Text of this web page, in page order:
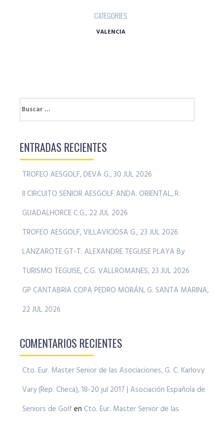
CATEGORIES
VALENCIA
Buscar:
ENTRADAS RECIENTES
TROFEO AESGOLF, DEVA G., 30 JUL 2026
II CIRCUITO SENIOR AESGOLF ANDA. ORIENTAL, R.
GUADALHORCE C.G., 22 JUL 2026
TROFEO AESGOLF, VILLAVICIOSA G., 23 JUL 2026
LANZAROTE GT-T. ALEXANDRE TEGUISE PLAYA By
TURISMO TEGUISE, C.G. VALLROMANES, 23 JUL 2026
GP CANTABRIA COPA PEDRO MORÁN, G. SANTA MARINA,
22 JUL 2026
COMENTARIOS RECIENTES
Cto. Eur. Master Senior de las Asociaciones, G. C. Karlovy
Vary (Rep. Checa), 18-20 jul 2017 | Asociación Española de
Seniors de Golf en Cto. Eur. Master Senior de las